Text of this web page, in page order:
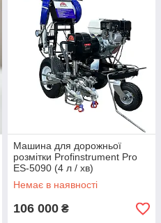
Машина для дорожньої
розмітки Profinstrument Pro
ES-5090 (4 л / хв)
Немає в наявності
106 000 ₴